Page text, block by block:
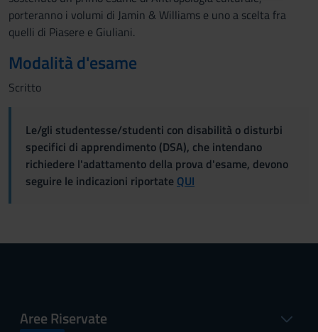
porteranno i volumi di Jamin & Williams e uno a scelta fra
quelli di Piasere e Giuliani.
Modalità d'esame
Scritto
Le/gli studentesse/studenti con disabilità o disturbi
specifici di apprendimento (DSA), che intendano
richiedere l'adattamento della prova d'esame, devono
seguire le indicazioni riportate QUI
Aree Riservate